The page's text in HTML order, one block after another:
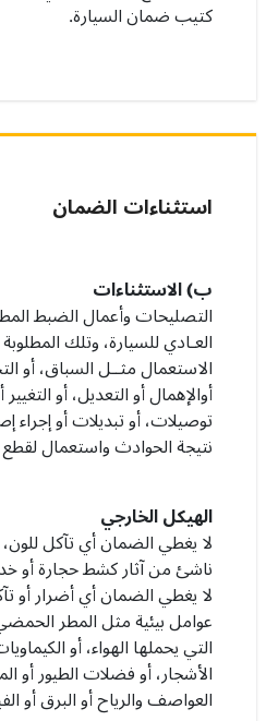
كتيب ضمان السيارة.
استثناءات الضمان
ب)الاستثناءات
التصليحات وأعمال الضبط
العـادي للسيارة، وتلك
الاستعمال مثــل السباق، أو
أوالإهمال أو التعديل، أو
توصيلات، أو تبديلات أو إجراء
نتيجة الحوادث واستعمال لقطع
الهيكل الخارجي
لا يغطي الضمان أي تآكل
ناشئ من آثار كشط حجارة أو
لا يغطي الضمان أي أضرار
عوامل بيئية مثل المطر
التي يحملها الهواء، أو
الأشجار، أو فضلات الطيور أو
العواصف والرياح أو البرق أو